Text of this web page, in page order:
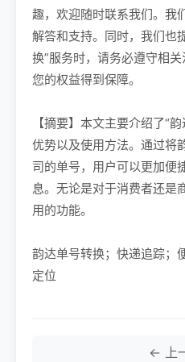
趣，欢迎随时联系我们。我
解答和支持。同时，我们也
换”服务时，请务必遵守相
您的权益得到保障。
【摘要】本文主要介绍了“
优势以及使用方法。通过将
司的单号，用户可以更加便
息。无论是对于消费者还是
用的功能。
韵达单号转换；快递追踪；
定位
← 上